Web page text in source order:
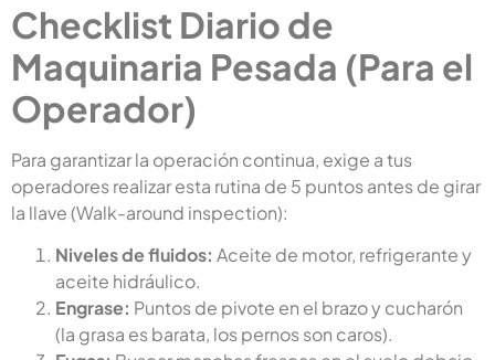
Checklist Diario de
Maquinaria Pesada (Para el
Operador)
Para garantizar la operación continua, exige a tus
operadores realizar esta rutina de 5 puntos antes de girar
la llave (Walk-around inspection):
Niveles de fluidos: Aceite de motor, refrigerante y
aceite hidráulico.
Engrase: Puntos de pivote en el brazo y cucharón
(la grasa es barata, los pernos son caros).